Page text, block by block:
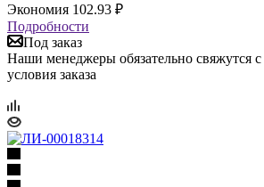
Экономия 102.93 ₽
Подробности
Под заказ
Наши менеджеры обязательно свяжутся
условия заказа